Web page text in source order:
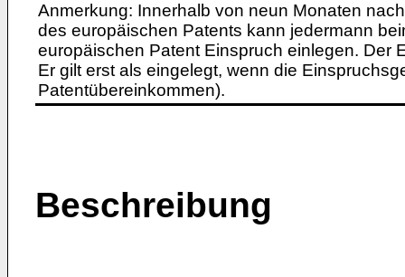
Anmerkung: Innerhalb von neun Monaten
des europäischen Patents kann jedermann
europäischen Patent Einspruch einlegen. Der
Er gilt erst als eingelegt, wenn die
Patentübereinkommen).
Beschreibung